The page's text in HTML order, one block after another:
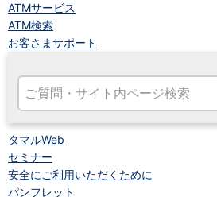
ATMサービス
ATM検索
お客さまサポート
タマルWeb
セミナー
安全にご利用いただくために
パンフレット